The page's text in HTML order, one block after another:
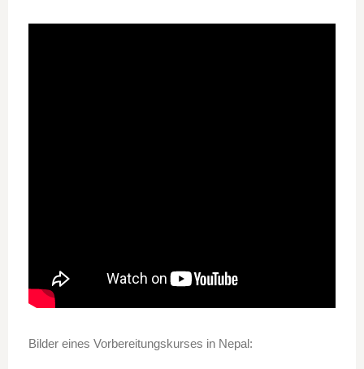
Bilder eines Vorbereitungskurses in Nepal: